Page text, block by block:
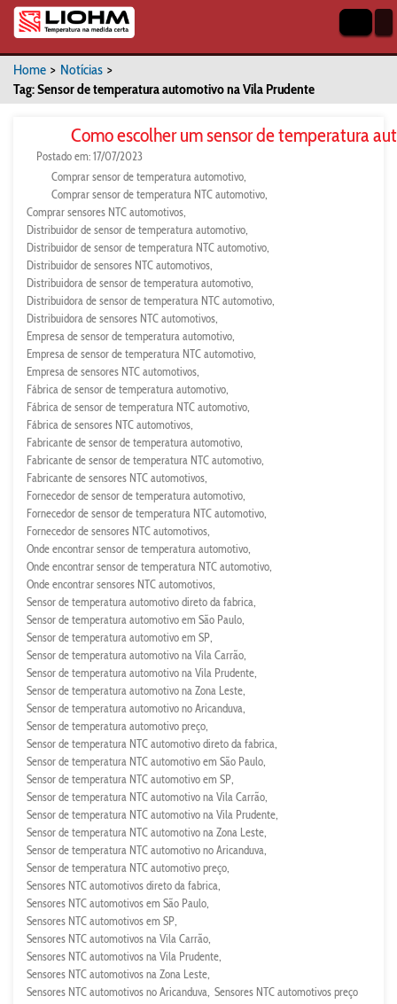
Home > Notícias >
Tag: Sensor de temperatura automotivo na Vila Prudente
Como escolher um sensor de temperatura
Postado em: 17/07/2023
Comprar sensor de temperatura automotivo
Comprar sensor de temperatura NTC automotivo
Comprar sensores NTC automotivos
Distribuidor de sensor de temperatura automotivo
Distribuidor de sensor de temperatura NTC automotivo
Distribuidor de sensores NTC automotivos
Distribuidora de sensor de temperatura automotivo
Distribuidora de sensor de temperatura NTC automotivo
Distribuidora de sensores NTC automotivos
Empresa de sensor de temperatura automotivo
Empresa de sensor de temperatura NTC automotivo
Empresa de sensores NTC automotivos
Fábrica de sensor de temperatura automotivo
Fábrica de sensor de temperatura NTC automotivo
Fábrica de sensores NTC automotivos
Fabricante de sensor de temperatura automotivo
Fabricante de sensor de temperatura NTC automotivo
Fabricante de sensores NTC automotivos
Fornecedor de sensor de temperatura automotivo
Fornecedor de sensor de temperatura NTC automotivo
Fornecedor de sensores NTC automotivos
Onde encontrar sensor de temperatura automotivo
Onde encontrar sensor de temperatura NTC automotivo
Onde encontrar sensores NTC automotivos
Sensor de temperatura automotivo direto da fabrica
Sensor de temperatura automotivo em São Paulo
Sensor de temperatura automotivo em SP
Sensor de temperatura automotivo na Vila Carrão
Sensor de temperatura automotivo na Vila Prudente
Sensor de temperatura automotivo na Zona Leste
Sensor de temperatura automotivo no Aricanduva
Sensor de temperatura automotivo preço
Sensor de temperatura NTC automotivo direto da fabrica
Sensor de temperatura NTC automotivo em São Paulo
Sensor de temperatura NTC automotivo em SP
Sensor de temperatura NTC automotivo na Vila Carrão
Sensor de temperatura NTC automotivo na Vila Prudente
Sensor de temperatura NTC automotivo na Zona Leste
Sensor de temperatura NTC automotivo no Aricanduva
Sensor de temperatura NTC automotivo preço
Sensores NTC automotivos direto da fabrica
Sensores NTC automotivos em São Paulo
Sensores NTC automotivos em SP
Sensores NTC automotivos na Vila Carrão
Sensores NTC automotivos na Vila Prudente
Sensores NTC automotivos na Zona Leste
Sensores NTC automotivos no Aricanduva Sensores NTC automotivos preço